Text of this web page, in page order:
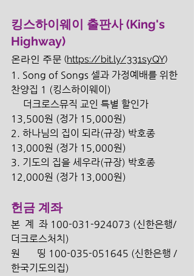
킹스하이웨이 출판사 (King's
Highway)
온라인 주문 (https://bit.ly/331syQY)
1. Song of Songs 셀과 가정예배를 위한
찬양집 1 (킹스하이웨이)
13,500원 (정가 15,000원)
2. 하나님의 집이 되라(규장) 박호종
13,000원 (정가 15,000원)
3. 기도의 집을 세우라(규장) 박호종
12,000원 (정가 13,000원)
헌금 계좌
본  계  좌 100-031-924073 (신한은행/
더크로스처치)
원       띵 100-035-051645 (신한은행 /
한국기도의집)